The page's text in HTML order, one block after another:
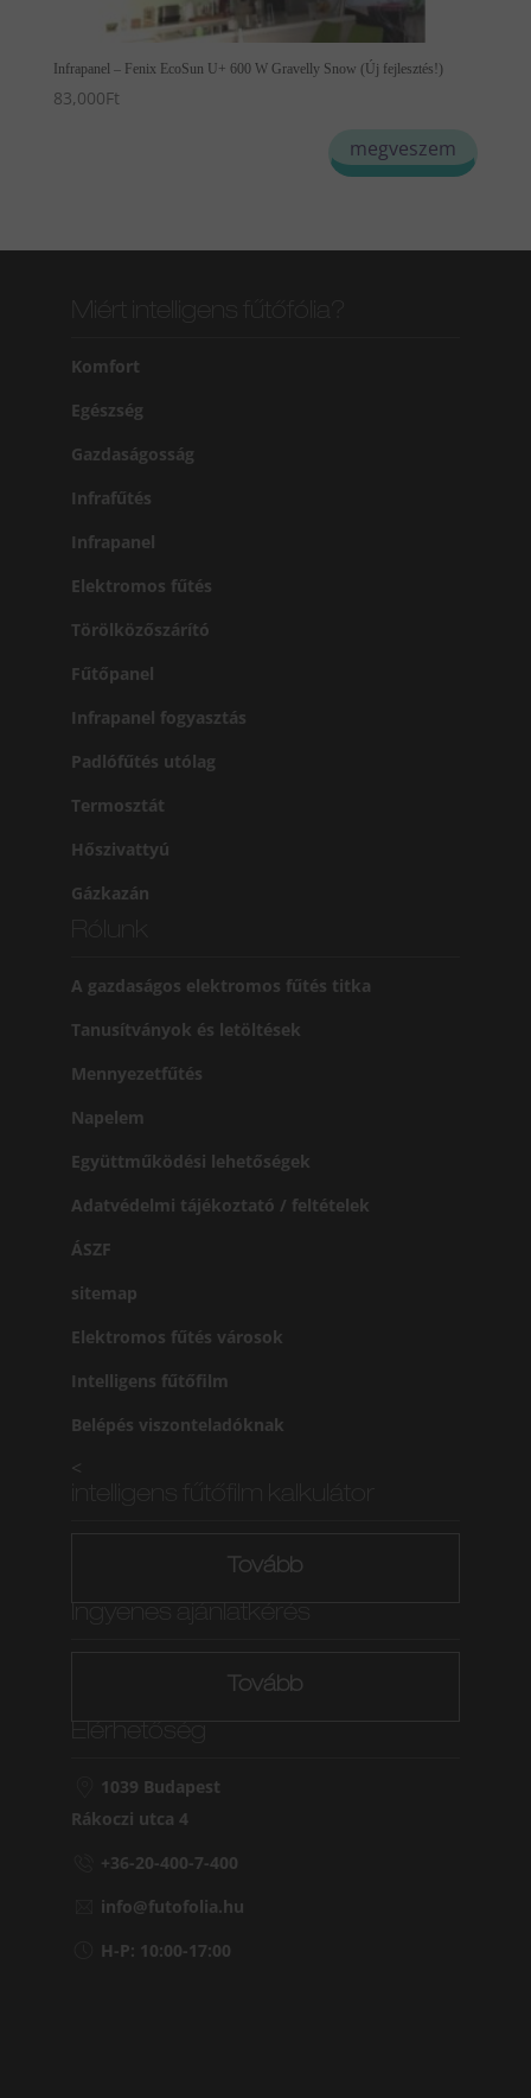
Infrapanel – Fenix EcoSun U+ 600 W Gravelly Snow (Új fejlesztés!)
83,000Ft
megveszem
Komfort
Egészség
Gazdaságosság
Infrafűtés
Infrapanel
Elektromos fűtés
Törölközőszárító
Fűtőpanel
Infrapanel fogyasztás
Padlófűtés utólag
Termosztát
Hőszivattyú
Gázkazán
A gazdaságos elektromos fűtés titka
Tanusítványok és letöltések
Mennyezetfűtés
Napelem
Együttműködési lehetőségek
Adatvédelmi tájékoztató / feltételek
ÁSZF
sitemap
Elektromos fűtés városok
Intelligens fűtőfilm
Belépés viszonteladóknak
<
Tovább
Tovább
1039 Budapest
Rákoczi utca 4
+36-20-400-7-400
info@futofolia.hu
H-P: 10:00-17:00